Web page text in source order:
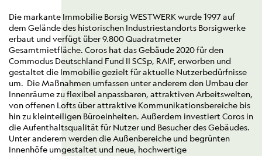
Die markante Immobilie Borsig WESTWERK wurde 1997 auf
dem Gelände des historischen Industriestandorts Borsigwerke
erbaut und verfügt über 9.800 Quadratmeter
Gesamtmietfläche. Coros hat das Gebäude 2020 für den
Commodus Deutschland Fund II SCSp, RAIF, erworben und
gestaltet die Immobilie gezielt für aktuelle Nutzerbedürfnisse
um. Die Maßnahmen umfassen unter anderem den Umbau der
Innenräume zu flexibel anpassbaren, attraktiven Arbeitswelten,
von offenen Lofts über attraktive Kommunikationsbereiche bis
hin zu kleinteiligen Büroeinheiten. Außerdem investiert Coros in
die Aufenthaltsqualität für Nutzer und Besucher des Gebäudes.
Unter anderem werden die Außenbereiche und begrünten
Innenhöfe umgestaltet und neue, hochwertige